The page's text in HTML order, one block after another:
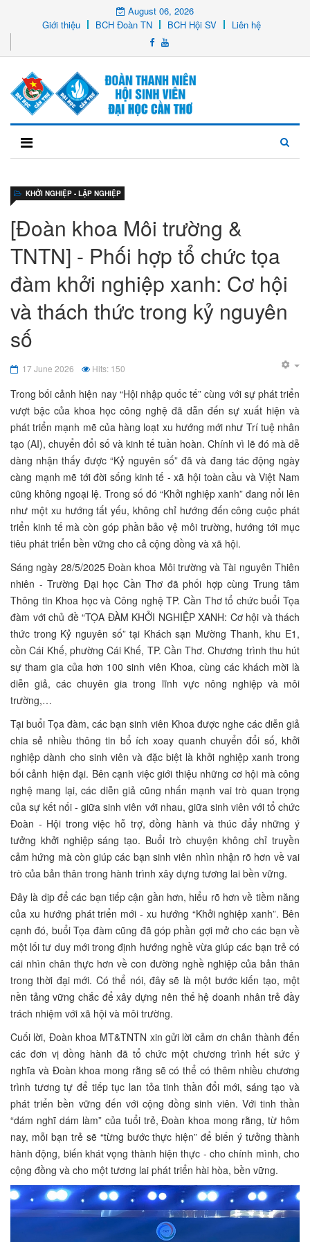
August 06, 2026
Giới thiệu
BCH Đoàn TN BCH Hội SV Liên hệ
[Đoàn khoa Môi trường &
TNTN] - Phối hợp tổ chức tọa
đàm khởi nghiệp xanh: Cơ hội
và thách thức trong kỷ nguyên
số
KHỞI NGHIỆP - LẬP NGHIỆP
17 June 2026 Hits: 150
Trong bối cảnh hiện nay “Hội nhập quốc tế” cùng với sự phát triển
vượt bậc của khoa học công nghệ đã dẫn đến sự xuất hiện và
phát triển mạnh mẽ của hàng loạt xu hướng mới như Trí tuệ nhân
tạo (AI), chuyển đổi số và kinh tế tuần hoàn. Chính vì lẽ đó mà dễ
dàng nhận thấy được “Kỷ nguyên số” đã và đang tác động ngày
càng mạnh mẽ tới đời sống kinh tế - xã hội toàn cầu và Việt Nam
cũng không ngoại lệ. Trong số đó “Khởi nghiệp xanh” đang nổi lên
như một xu hướng tất yếu, không chỉ hướng đến công cuộc phát
triển kinh tế mà còn góp phần bảo vệ môi trường, hướng tới mục
tiêu phát triển bền vững cho cả cộng đồng và xã hội.
Sáng ngày 28/5/2025 Đoàn khoa Môi trường và Tài nguyên Thiên
nhiên - Trường Đại học Cần Thơ đã phối hợp cùng Trung tâm
Thông tin Khoa học và Công nghệ TP. Cần Thơ tổ chức buổi Tọa
đàm với chủ đề “TỌA ĐÀM KHỞI NGHIỆP XANH: Cơ hội và thách
thức trong Kỷ nguyên số” tại Khách sạn Mường Thanh, khu E1,
cồn Cái Khế, phường Cái Khế, TP. Cần Thơ. Chương trình thu hút
sự tham gia của hơn 100 sinh viên Khoa, cùng các khách mời là
diễn giả, các chuyên gia trong lĩnh vực nông nghiệp và môi
trường,…
Tại buổi Tọa đàm, các bạn sinh viên Khoa được nghe các diễn giả
chia sẻ nhiều thông tin bổ ích xoay quanh chuyển đổi số, khởi
nghiệp dành cho sinh viên và đặc biệt là khởi nghiệp xanh trong
bối cảnh hiện đại. Bên cạnh việc giới thiệu những cơ hội mà công
nghệ mang lại, các diễn giả cũng nhấn mạnh vai trò quan trọng
của sự kết nối - giữa sinh viên với nhau, giữa sinh viên với tổ chức
Đoàn - Hội trong việc hỗ trợ, đồng hành và thúc đẩy những ý
tưởng khởi nghiệp sáng tạo. Buổi trò chuyện không chỉ truyền
cảm hứng mà còn giúp các bạn sinh viên nhìn nhận rõ hơn về vai
trò của bản thân trong hành trình xây dựng tương lai bền vững.
Đây là dịp để các bạn tiếp cận gần hơn, hiểu rõ hơn về tiềm năng
của xu hướng phát triển mới - xu hướng “Khởi nghiệp xanh”. Bên
cạnh đó, buổi Tọa đàm cũng đã góp phần gợi mở cho các bạn về
một lối tư duy mới trong định hướng nghề vừa giúp các bạn trẻ có
cái nhìn chân thực hơn về con đường nghề nghiệp của bản thân
trong thời đại mới. Có thể nói, đây sẽ là một bước kiến tạo, một
nền tảng vững chắc để xây dựng nên thế hệ doanh nhân trẻ đầy
trách nhiệm với xã hội và môi trường.
Cuối lời, Đoàn khoa MT&TNTN xin gửi lời cảm ơn chân thành đến
các đơn vị đồng hành đã tổ chức một chương trình hết sức ý
nghĩa và Đoàn khoa mong rằng sẽ có thể có thêm nhiều chương
trình tương tự để tiếp tục lan tỏa tinh thần đổi mới, sáng tạo và
phát triển bền vững đến với cộng đồng sinh viên. Với tinh thần
“dám nghĩ dám làm” của tuổi trẻ, Đoàn khoa mong rằng, từ hôm
nay, mỗi bạn trẻ sẽ “từng bước thực hiện” để biến ý tưởng thành
hành động, biến khát vọng thành hiện thực - cho chính mình, cho
cộng đồng và cho một tương lai phát triển hài hòa, bền vững.